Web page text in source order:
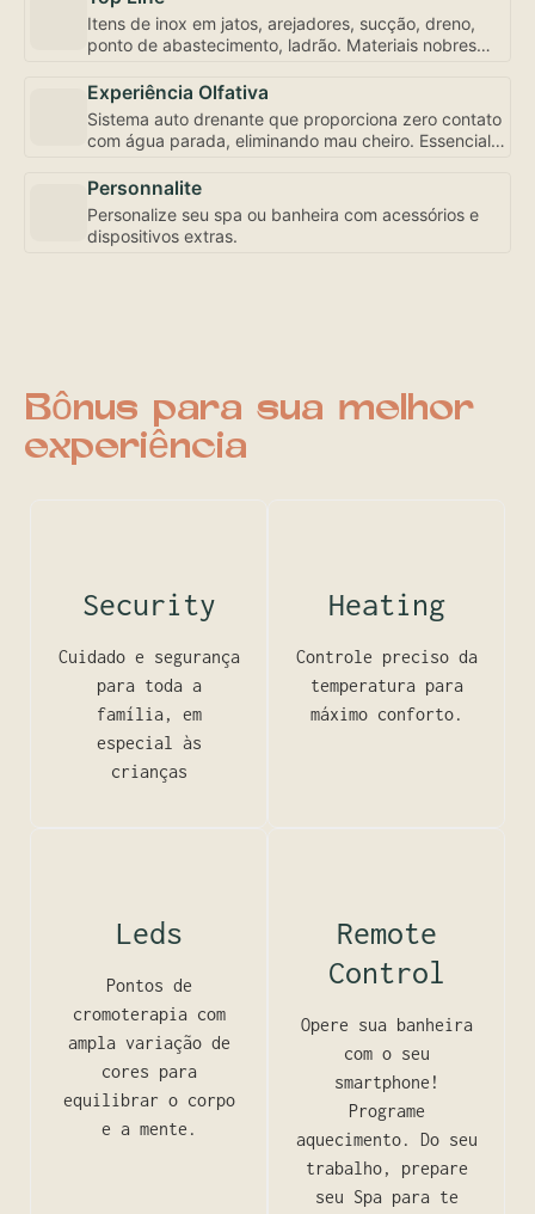
Itens de inox em jatos, arejadores, sucção, dreno,
ponto de abastecimento, ladrão. Materiais nobres
Experiência Olfativa
Sistema auto drenante que proporciona zero contato
com água parada, eliminando mau cheiro. Essencial
Personnalite
Personalize seu spa ou banheira com acessórios e
dispositivos extras.
Bônus para sua melhor
experiência
Security
Cuidado e segurança
para toda a
família, em
especial às
crianças
Heating
Controle preciso da
temperatura para
máximo conforto.
Leds
Pontos de
cromoterapia com
ampla variação de
cores para
equilibrar o corpo
e a mente.
Remote
Control
Opere sua banheira
com o seu
smartphone!
Programe
aquecimento. Do seu
trabalho, prepare
seu Spa para te